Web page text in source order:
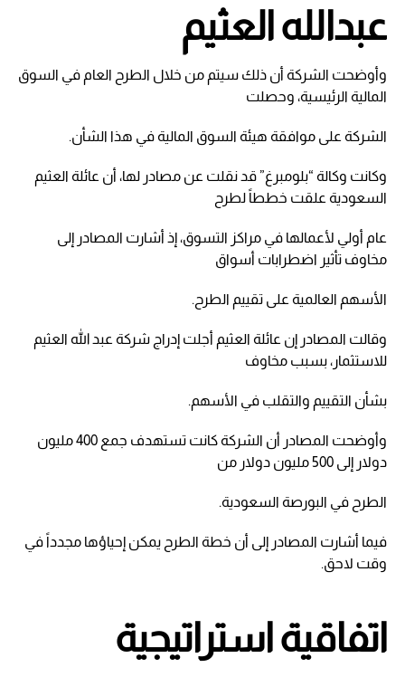
عبدالله العثيم
وأوضحت الشركة أن ذلك سيتم من خلال الطرح العام في السوق
المالية الرئيسية، وحصلت
الشركة على موافقة هيئة السوق المالية في هذا الشأن.
وكانت وكالة “بلومبرغ” قد نقلت عن مصادر لها، أن عائلة العثيم
السعودية علقت خططاً لطرح
عام أولي لأعمالها في مراكز التسوق، إذ أشارت المصادر إلى
مخاوف تأثير اضطرابات أسواق
الأسهم العالمية على تقييم الطرح.
وقالت المصادر إن عائلة العثيم أجلت إدراج شركة عبد الله العثيم
للاستثمار، بسبب مخاوف
بشأن التقييم والتقلب في الأسهم.
وأوضحت المصادر أن الشركة كانت تستهدف جمع 400 مليون
دولار إلى 500 مليون دولار من
الطرح في البورصة السعودية.
فيما أشارت المصادر إلى أن خطة الطرح يمكن إحياؤها مجدداً في
وقت لاحق.
اتفاقية استراتيجية